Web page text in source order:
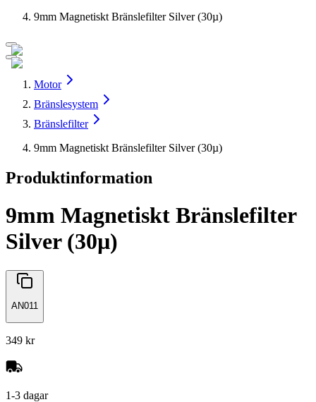
9mm Magnetiskt Bränslefilter Silver (30µ)
Motor
Bränslesystem
Bränslefilter
9mm Magnetiskt Bränslefilter Silver (30µ)
Produktinformation
9mm Magnetiskt Bränslefilter
Silver (30µ)
AN011
349 kr
1-3 dagar